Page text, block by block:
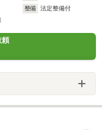
整備
法定整備付
頼